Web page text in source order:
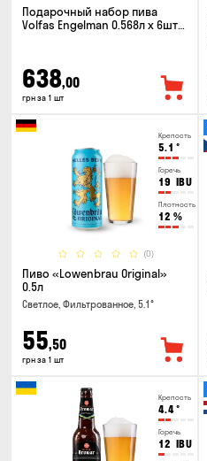
Подарочный набор пива
Volfas Engelman 0.568л x 6шт +
638,00
грн за 1 шт
Крепость
5.1 °
Горечь
19 IBU
Плотность
12 %
(0)
Пиво «Lowenbrau Original»
0.5л
Светлое, Фильтрованное, 5.1°
55,50
грн за 1 шт
Крепость
4.4°
Горечь
12 IBU